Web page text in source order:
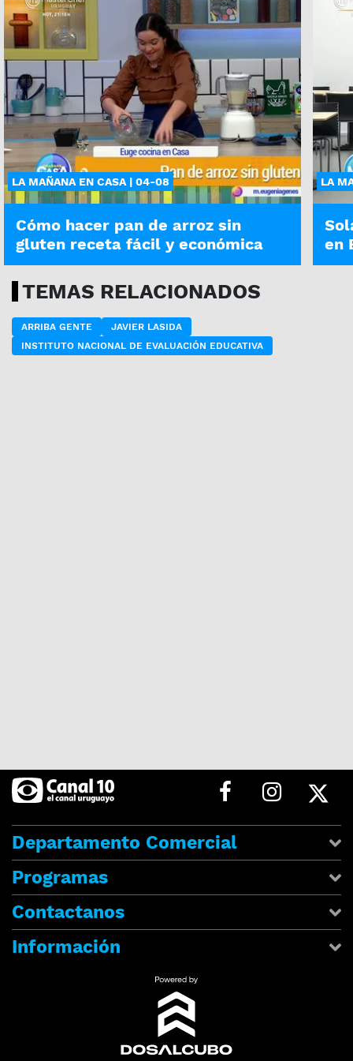
LA MAÑANA EN CASA | 04-08
Cómo hacer pan de arroz sin
gluten receta fácil y económica
LA
en
TEMAS RELACIONADOS
ARRIBA GENTE
JAVIER LASIDA
INSTITUTO NACIONAL DE EVALUACIÓN EDUCATIVA
Departamento Comercial
Programas
Contactanos
Información